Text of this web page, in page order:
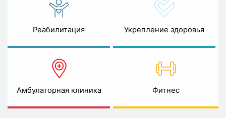
Реабилитация Укрепление здоровья
Амбулаторная клиника Фитнес